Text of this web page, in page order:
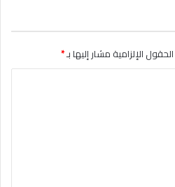
الحقول الإلزامية مشار إليها بـ*